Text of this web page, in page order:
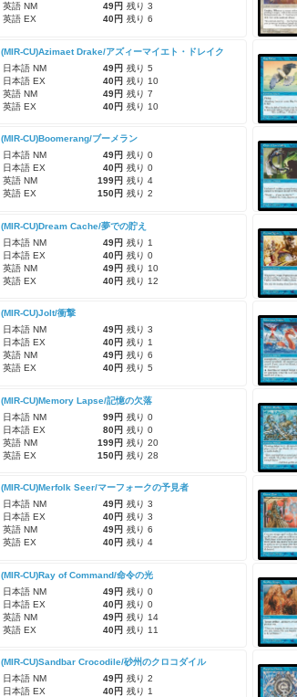
英語 NM
49円 残り 3
英語 EX
40円 残り 6
(MIR-CU)Azimaet Drake/アズィーマイエト・ドレイク
日本語 NM
49円 残り 5
日本語 EX
40円 残り 10
英語 NM
49円 残り 7
英語 EX
40円 残り 10
(MIR-CU)Boomerang/ブーメラン
日本語 NM
49円 残り 0
日本語 EX
40円 残り 0
英語 NM
199円 残り 4
英語 EX
150円 残り 2
(MIR-CU)Dream Cache/夢での貯え
日本語 NM
49円 残り 1
日本語 EX
40円 残り 0
英語 NM
49円 残り 10
英語 EX
40円 残り 12
(MIR-CU)Jolt/衝撃
日本語 NM
49円 残り 3
日本語 EX
40円 残り 1
英語 NM
49円 残り 6
英語 EX
40円 残り 5
(MIR-CU)Memory Lapse/記憶の欠落
日本語 NM
99円 残り 0
日本語 EX
80円 残り 0
英語 NM
199円 残り 20
英語 EX
150円 残り 28
(MIR-CU)Merfolk Seer/マーフォークの予見者
日本語 NM
49円 残り 3
日本語 EX
40円 残り 3
英語 NM
49円 残り 6
英語 EX
40円 残り 4
(MIR-CU)Ray of Command/命令の光
日本語 NM
49円 残り 0
日本語 EX
40円 残り 0
英語 NM
49円 残り 14
英語 EX
40円 残り 11
(MIR-CU)Sandbar Crocodile/砂州のクロコダイル
日本語 NM
49円 残り 2
日本語 EX
40円 残り 1